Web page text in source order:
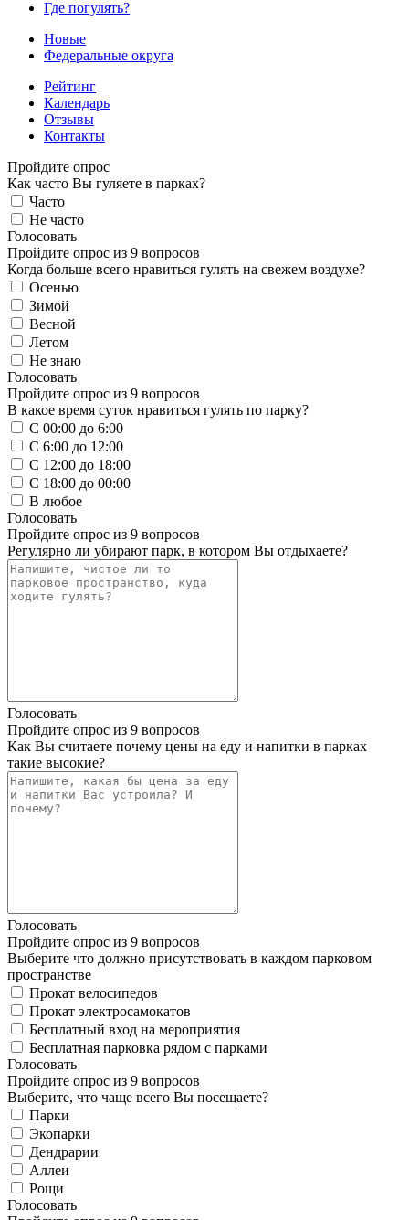
Где погулять?
Новые
Федеральные округа
Рейтинг
Календарь
Отзывы
Контакты
Пройдите опрос
Как часто Вы гуляете в парках?
Часто
Не часто
Голосовать
Пройдите опрос из 9 вопросов
Когда больше всего нравиться гулять на свежем воздухе?
Осенью
Зимой
Весной
Летом
Не знаю
Голосовать
Пройдите опрос из 9 вопросов
В какое время суток нравиться гулять по парку?
С 00:00 до 6:00
С 6:00 до 12:00
С 12:00 до 18:00
С 18:00 до 00:00
В любое
Голосовать
Пройдите опрос из 9 вопросов
Регулярно ли убирают парк, в котором Вы отдыхаете?
Голосовать
Пройдите опрос из 9 вопросов
Как Вы считаете почему цены на еду и напитки в парках
такие высокие?
Голосовать
Пройдите опрос из 9 вопросов
Выберите что должно присутствовать в каждом парковом
пространстве
Прокат велосипедов
Прокат электросамокатов
Бесплатный вход на мероприятия
Бесплатная парковка рядом с парками
Голосовать
Пройдите опрос из 9 вопросов
Выберите, что чаще всего Вы посещаете?
Парки
Экопарки
Дендрарии
Аллеи
Рощи
Голосовать